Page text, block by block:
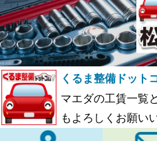
くるま整備ドット
マエダの工賃一覧
もよろしくお願い